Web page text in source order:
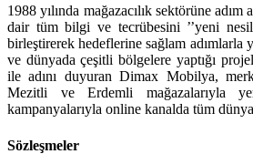
1988 yılında mağazacılık sektörüne
dair tüm bilgi ve tecrübesini ’’yeni nesil
birleştirerek hedeflerine sağlam
ve dünyada çeşitli bölgelere yaptığı
ile adını duyuran Dimax Mobilya,
Mezitli ve Erdemli mağazalarıyla
kampanyalarıyla online kanalda tüm
Sözleşmeler